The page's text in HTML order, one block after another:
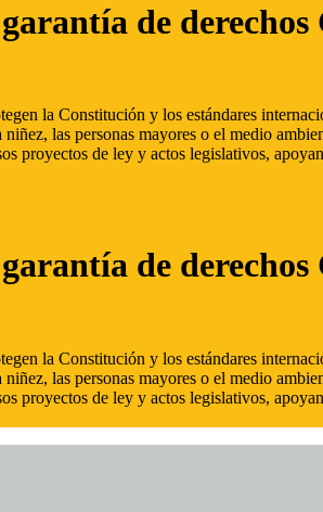
de
la Constitución y los estándares
las personas mayores o el medio
proyectos de ley y actos legislativos,
de
la Constitución y los estándares
las personas mayores o el medio
proyectos de ley y actos legislativos,